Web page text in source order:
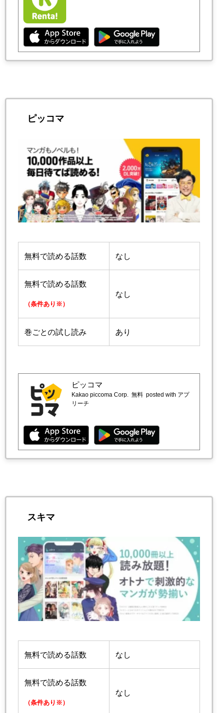
ピッコマ
無料で読める話数 なし
無料で読める話数
（条件あり※）
なし
巻ごとの試し読み あり
ピッコマ
Kakao piccoma Corp. 無料 posted with アプ
リーチ
スキマ
無料で読める話数 なし
無料で読める話数
（条件あり※）
なし